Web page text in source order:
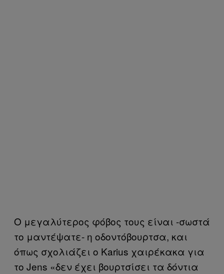
Ο μεγαλύτερος φόβος τους είναι -σωστά
το μαντέψατε- η οδοντόβουρτσα, και
όπως σχολιάζει ο Karius χαιρέκακα για
το Jens «δεν έχει βουρτσίσει τα δόντια